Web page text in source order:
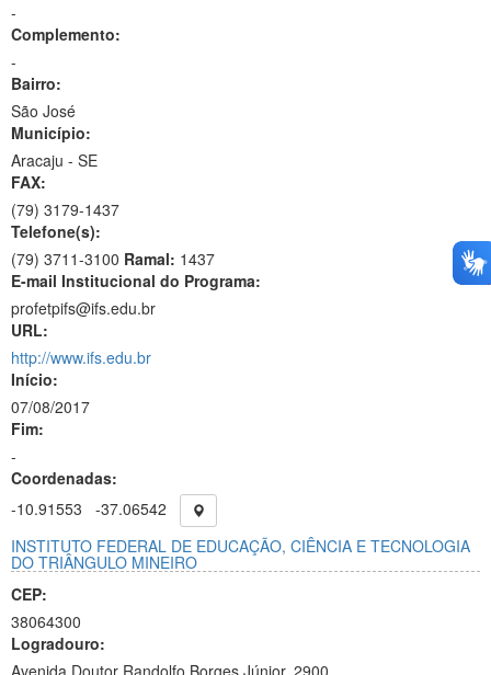
-
Complemento:
-
Bairro:
São José
Município:
Aracaju - SE
FAX:
(79) 3179-1437
Telefone(s):
(79) 3711-3100 Ramal: 1437
E-mail Institucional do Programa:
profetpifs@ifs.edu.br
URL:
http://www.ifs.edu.br
Início:
07/08/2017
Fim:
-
Coordenadas:
-10.91553
-37.06542
INSTITUTO FEDERAL DE EDUCAÇÃO, CIÊNCIA E TECNOLOGIA
DO TRIÂNGULO MINEIRO
CEP:
38064300
Logradouro:
Avenida Doutor Randolfo Borges Júnior, 2900